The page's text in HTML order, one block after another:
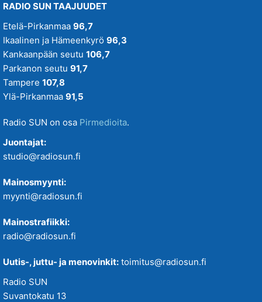
RADIO SUN TAAJUUDET
Etelä-Pirkanmaa 96,7
Ikaalinen ja Hämeenkyrö 96,3
Kankaanpään seutu 106,7
Parkanon seutu 91,7
Tampere 107,8
Ylä-Pirkanmaa 91,5
Radio SUN on osa Pirmedioita.
Juontajat:
studio@radiosun.fi
Mainosmyynti:
myynti@radiosun.fi
Mainostrafiikki:
radio@radiosun.fi
Uutis-, juttu- ja menovinkit: toimitus@radiosun.fi
Radio SUN
Suvantokatu 13